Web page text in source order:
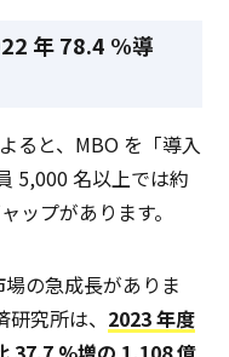
年 78.4 %導
ると、MBO を「導入
5,000 名以上では約
ップがあります。
の急成長がありま
究所は、 2023 年度